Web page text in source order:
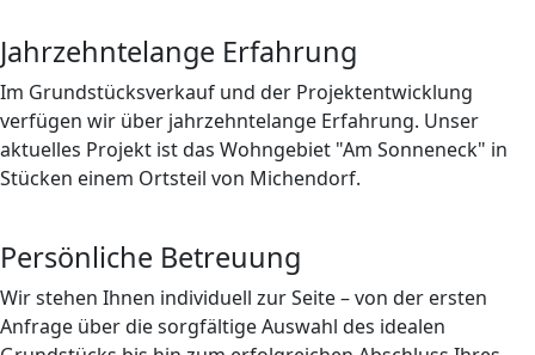
Jahrzehntelange Erfahrung
Im Grundstücksverkauf und der Projektentwicklung
verfügen wir über jahrzehntelange Erfahrung. Unser
aktuelles Projekt ist das Wohngebiet "Am Sonneneck" in
Stücken einem Ortsteil von Michendorf.
Persönliche Betreuung
Wir stehen Ihnen individuell zur Seite – von der ersten
Anfrage über die sorgfältige Auswahl des idealen